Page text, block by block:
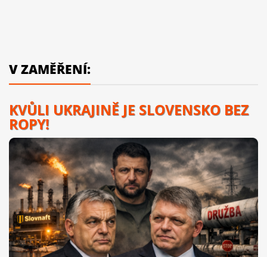
V ZAMĚŘENÍ:
KVŮLI UKRAJINĚ JE SLOVENSKO BEZ
ROPY!